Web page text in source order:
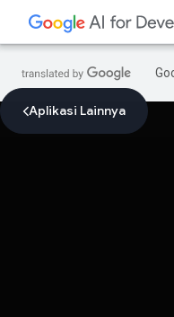
Aplikasi Lainnya